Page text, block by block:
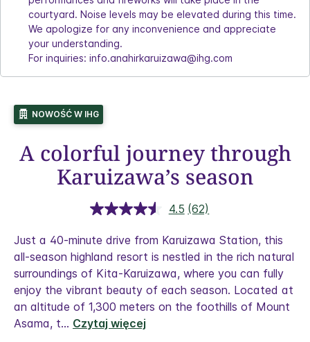
courtyard. Noise levels may be elevated during this time.
We apologize for any inconvenience and appreciate
your understanding.
For inquiries: info.anahirkaruizawa@ihg.com
NOWOŚĆ W IHG
A colorful journey through
Karuizawa’s season
4.5 Czytaj
Recenzji.
Łącze
do
tej
samej
strony.
(62)
Just a 40-minute drive from Karuizawa Station, this
all-season highland resort is nestled in the rich natural
surroundings of Kita-Karuizawa, where you can fully
enjoy the vibrant beauty of each season. Located at
an altitude of 1,300 meters on the foothills of Mount
Asama, t... Czytaj więcej